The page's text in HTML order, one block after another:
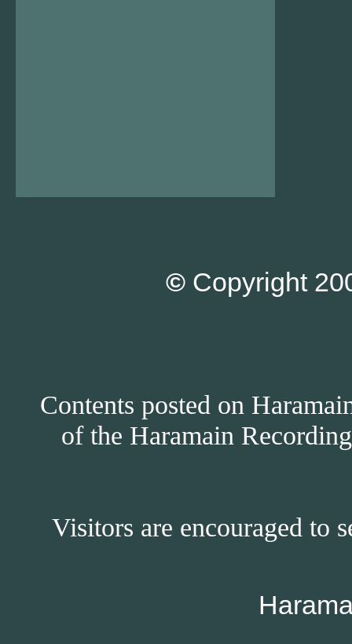
© Copyright
Contents posted on
of the Haramain
Visitors are encouraged to